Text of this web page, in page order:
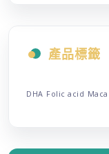
產品標籤
DHA Folic acid Maca